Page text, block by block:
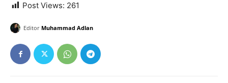
Post Views: 261
Editor Muhammad Adlan